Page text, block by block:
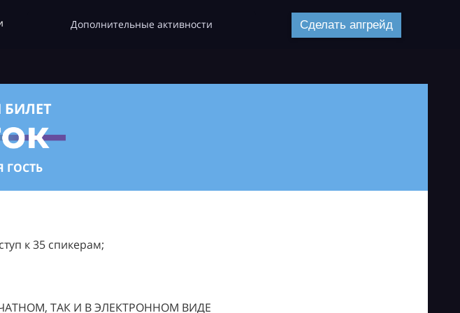
Дополнительные активности Сделать апгрейд
ГОСТЬ
к 35 спикерам;
ТАК И В ЭЛЕКТРОННОМ ВИДЕ